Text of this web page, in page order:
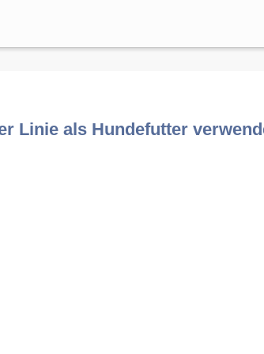
Linie als Hundefutter